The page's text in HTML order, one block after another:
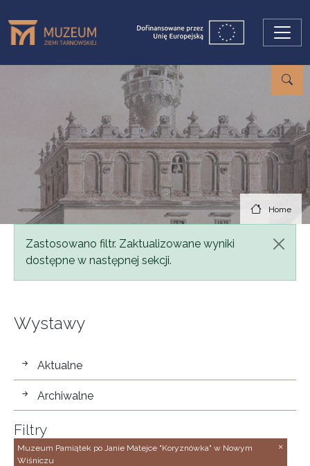
Home
Status message
Zastosowano filtr. Zaktualizowane wyniki
dostępne w następnej sekcji.
Wystawy
wystawy
Aktualne
Archiwalne
Filtry
Muzeum Pamiątek po Janie Matejce "Koryznówka" w Nowym
Wiśniczu